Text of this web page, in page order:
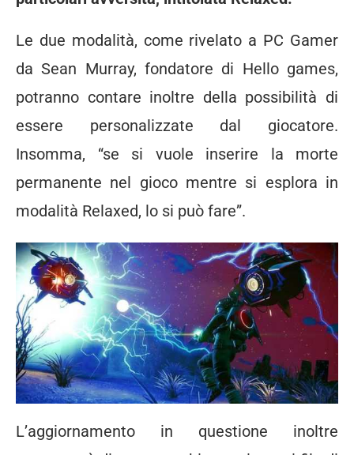
Le due modalità, come rivelato a PC Gamer
da Sean Murray, fondatore di Hello games,
potranno contare inoltre della possibilità di
essere personalizzate dal giocatore.
Insomma, “se si vuole inserire la morte
permanente nel gioco mentre si esplora in
modalità Relaxed, lo si può fare”.
L’aggiornamento in questione inoltre